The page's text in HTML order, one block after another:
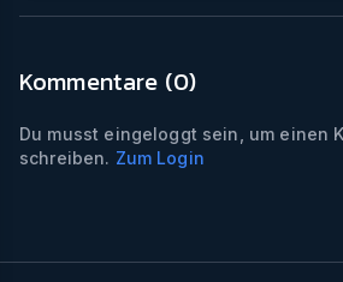
Kommentare (0)
Du musst eingeloggt sein, um einen
schreiben. Zum Login